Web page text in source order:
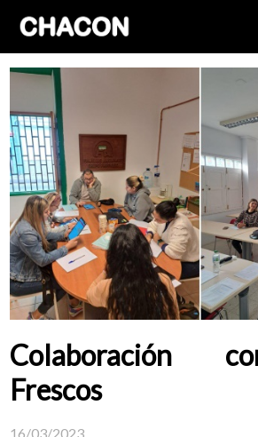
Colaboración
Frescos
16/03/2023